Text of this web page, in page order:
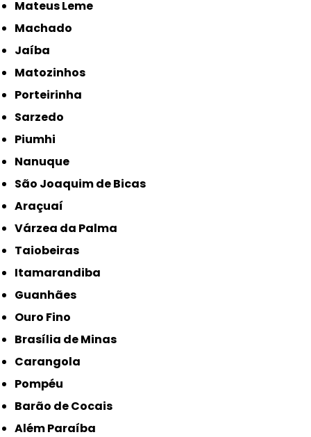
Mateus Leme
Machado
Jaíba
Matozinhos
Porteirinha
Sarzedo
Piumhi
Nanuque
São Joaquim de Bicas
Araçuaí
Várzea da Palma
Taiobeiras
Itamarandiba
Guanhães
Ouro Fino
Brasília de Minas
Carangola
Pompéu
Barão de Cocais
Além Paraíba